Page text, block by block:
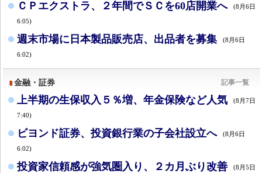
ＣＰエクストラ、２年間でＳＣを60店開業へ (8月6日
6:05)
週末市場に日本製品販売店、出品者を募集 (8月6日
6:02)
金融・証券 記事一覧
上半期の生保収入５％増、年金保険など人気 (8月7日
7:40)
ビヨンド証券、投資銀行業の子会社設立へ (8月6日
6:02)
投資家信頼感が強気圏入り、２カ月ぶり改善 (8月5日